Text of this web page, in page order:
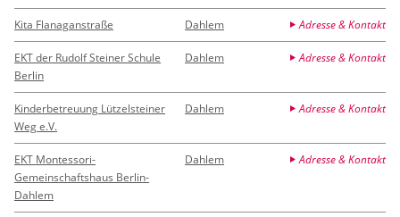
Kita Flanaganstraße Dahlem Adresse & Kontakt
EKT der Rudolf Steiner Schule
Berlin
Dahlem Adresse & Kontakt
Kinderbetreuung Lützelsteiner
Weg e.V.
Dahlem Adresse & Kontakt
EKT Montessori-
Gemeinschaftshaus Berlin-
Dahlem
Dahlem Adresse & Kontakt